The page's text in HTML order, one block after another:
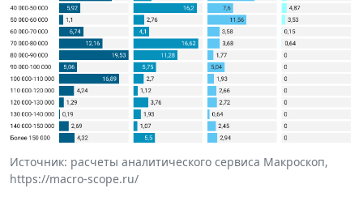
Источник: расчеты аналитического сервиса Макроскоп,
https://macro-scope.ru/